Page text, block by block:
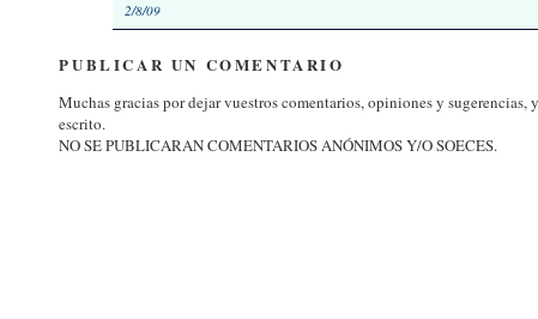
2/8/09
PUBLICAR UN COMENTARIO
Muchas gracias por dejar vuestros comentarios, opiniones y
escrito.
NO SE PUBLICARAN COMENTARIOS ANÓNIMOS Y/O SOECES.